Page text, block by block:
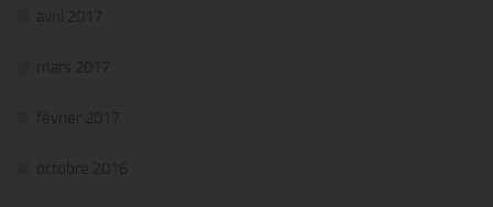
avril 2017
mars 2017
février 2017
octobre 2016